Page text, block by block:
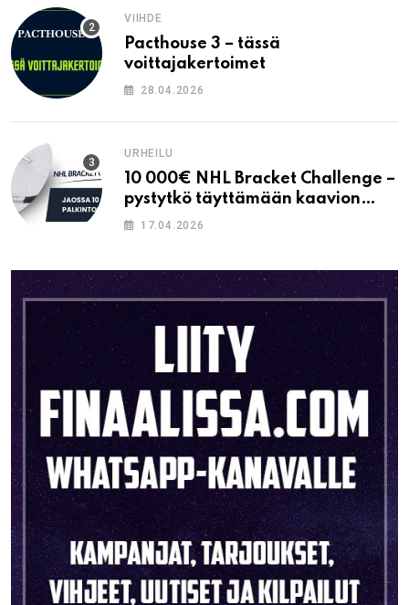
VIIHDE
Pacthouse 3 – tässä
voittajakertoimet
28.04.2026
URHEILU
10 000€ NHL Bracket Challenge –
pystytkö täyttämään kaavion
oikein?
17.04.2026